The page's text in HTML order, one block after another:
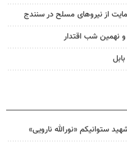
از نیروهای مسلح در سنندج
نهمین شب اقتدار
ستوانیکم «نورالله نارویی»